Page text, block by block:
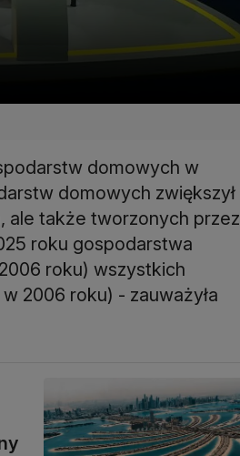
domowych w
domowych zwiększył
ale także tworzonych przez
roku gospodarstwa
roku) wszystkich
2006 roku) - zauważyła